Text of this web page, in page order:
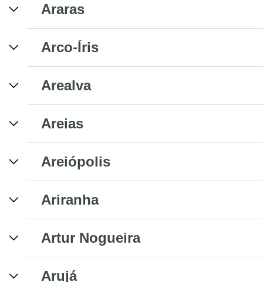
Araras
Arco-Íris
Arealva
Areias
Areiópolis
Ariranha
Artur Nogueira
Arujá